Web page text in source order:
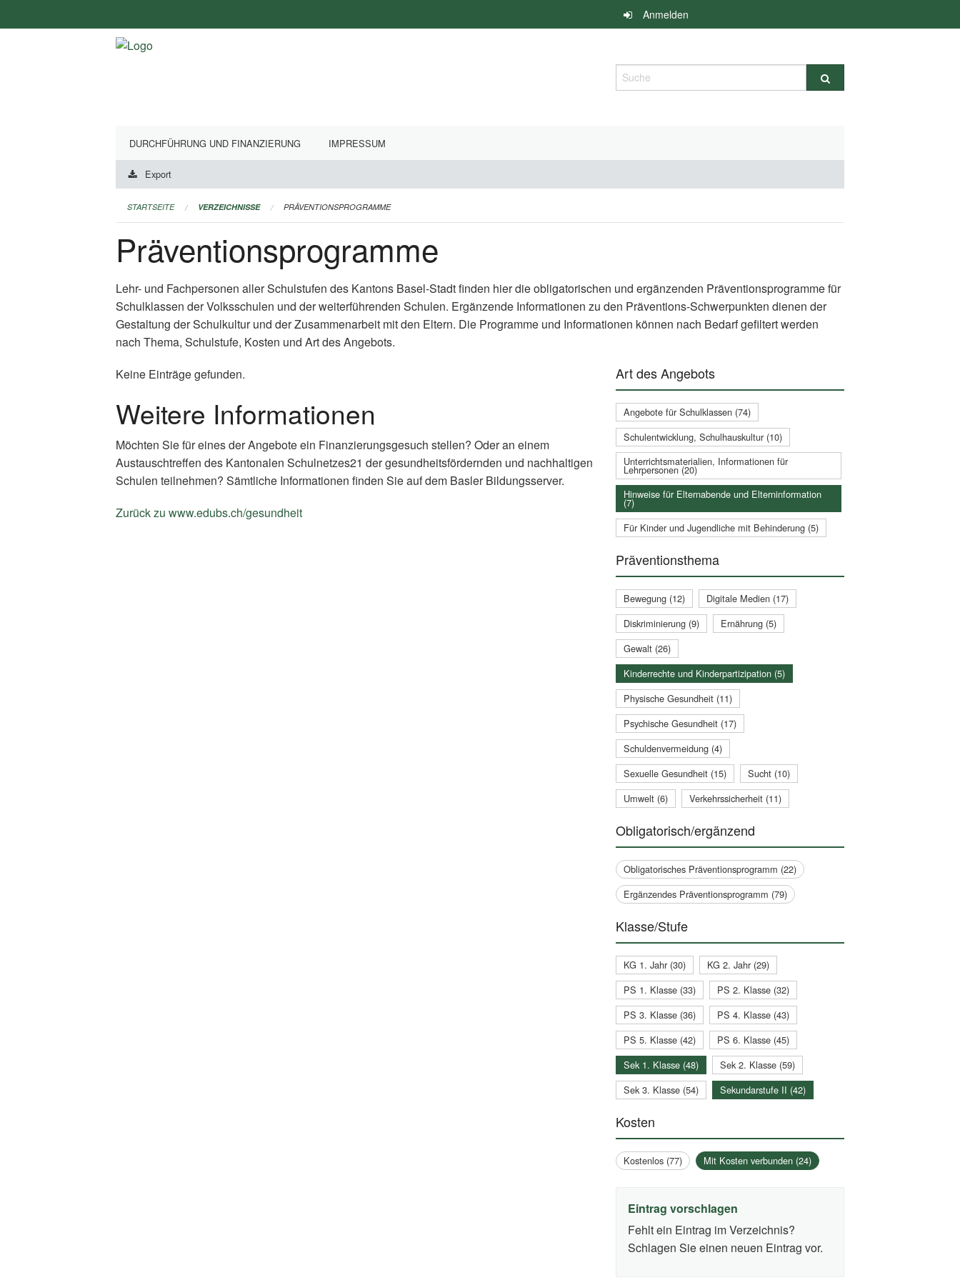
überspringen
Anmelden
Suche
DURCHFÜHRUNG UND FINANZIERUNG IMPRESSUM
Export
STARTSEITE VERZEICHNISSE PRÄVENTIONSPROGRAMME
Präventionsprogramme
Lehr- und Fachpersonen aller Schulstufen des Kantons Basel-Stadt finden hier die obligatorischen und ergänzenden Präventionsprogramme für
Schulklassen der Volksschulen und der weiterführenden Schulen. Ergänzende Informationen zu den Präventions-Schwerpunkten dienen der
Gestaltung der Schulkultur und der Zusammenarbeit mit den Eltern. Die Programme und Informationen können nach Bedarf gefiltert werden
nach Thema, Schulstufe, Kosten und Art des Angebots.
Keine Einträge gefunden.
Weitere Informationen
Möchten Sie für eines der Angebote ein Finanzierungsgesuch stellen? Oder an einem
Austauschtreffen des Kantonalen Schulnetzes21 der gesundheitsfördernden und nachhaltigen
Schulen teilnehmen? Sämtliche Informationen finden Sie auf dem Basler Bildungsserver.
Zurück zu www.edubs.ch/gesundheit
Art des Angebots
Angebote für Schulklassen (74)
Schulentwicklung, Schulhauskultur (10)
Unterrichtsmaterialien, Informationen für
Lehrpersonen (20)
Hinweise für Elternabende und Elterninformation
(7)
Für Kinder und Jugendliche mit Behinderung (5)
Präventionsthema
Bewegung (12)
Digitale Medien (17)
Diskriminierung (9)
Ernährung (5)
Gewalt (26)
Kinderrechte und Kinderpartizipation (5)
Physische Gesundheit (11)
Psychische Gesundheit (17)
Schuldenvermeidung (4)
Sexuelle Gesundheit (15)
Sucht (10)
Umwelt (6)
Verkehrssicherheit (11)
Obligatorisch/ergänzend
Obligatorisches Präventionsprogramm (22)
Ergänzendes Präventionsprogramm (79)
Klasse/Stufe
KG 1. Jahr (30)
KG 2. Jahr (29)
PS 1. Klasse (33)
PS 2. Klasse (32)
PS 3. Klasse (36)
PS 4. Klasse (43)
PS 5. Klasse (42)
PS 6. Klasse (45)
Sek 1. Klasse (48)
Sek 2. Klasse (59)
Sek 3. Klasse (54)
Sekundarstufe II (42)
Kosten
Kostenlos (77) Mit Kosten verbunden (24)
Eintrag vorschlagen
Fehlt ein Eintrag im Verzeichnis?
Schlagen Sie einen neuen Eintrag vor.